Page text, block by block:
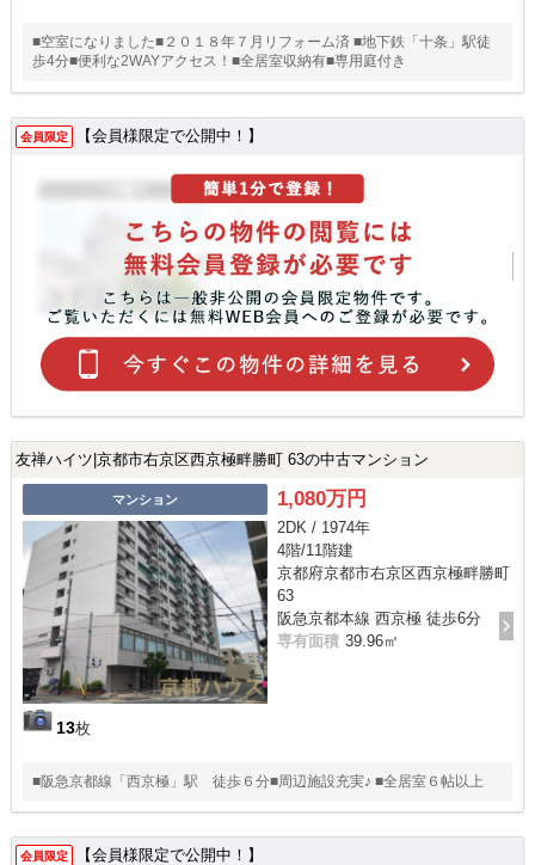
■空室になりました■２０１８年７月リフォーム済 ■地下鉄「十条」駅徒
歩4分■便利な2WAYアクセス！■全居室収納有■専用庭付き
会員限定 【会員様限定で公開中！】
友禅ハイツ|京都市右京区西京極畔勝町 63の中古マンション
マンション
13枚
1,080万円
2DK / 1974年
4階/11階建
京都府京都市右京区西京極畔勝町
63
阪急京都本線 西京極 徒歩6分
専有面積 39.96㎡
■阪急京都線「西京極」駅 徒歩６分■周辺施設充実♪ ■全居室６帖以上
会員限定 【会員様限定で公開中！】